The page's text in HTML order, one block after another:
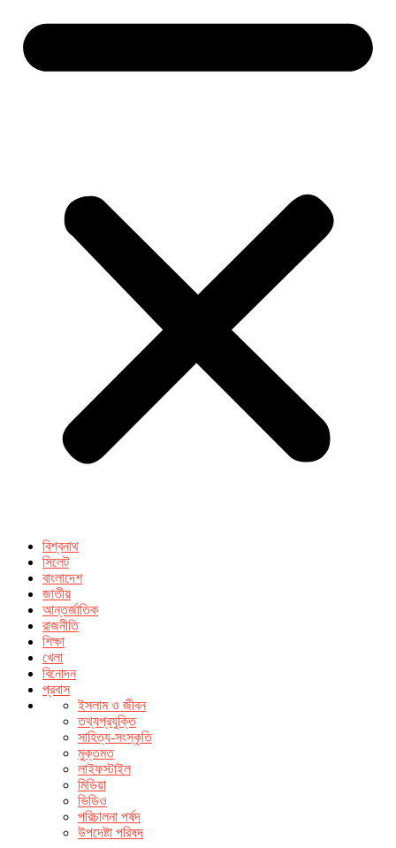
বিশ্বনাথ
সিলেট
বাংলাদেশ
জাতীয়
আন্তর্জাতিক
রাজনীতি
শিক্ষা
খেলা
বিনোদন
প্রবাস
ইসলাম ও জীবন
তথ্যপ্রযুক্তি
সাহিত্য-সংস্কৃতি
মুক্তমত
লাইফস্টাইল
মিডিয়া
ভিডিও
পরিচালনা পর্ষদ
উপদেষ্টা পরিষদ